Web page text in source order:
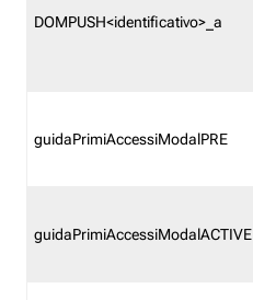
DOMPUSH<identificativo>_a
guidaPrimiAccessiModalPRE
guidaPrimiAccessiModalACTIVE